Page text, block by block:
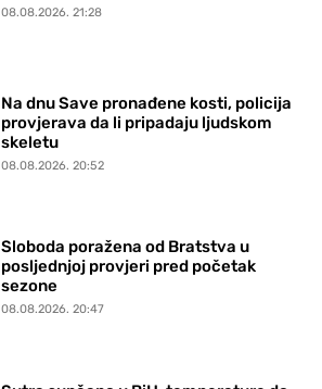
08.08.2026. 21:28
Na dnu Save pronađene kosti, policija
provjerava da li pripadaju ljudskom
skeletu
08.08.2026. 20:52
Sloboda poražena od Bratstva u
posljednjoj provjeri pred početak
sezone
08.08.2026. 20:47